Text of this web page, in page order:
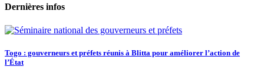
Dernières infos
Togo : gouverneurs et préfets réunis à Blitta pour améliorer l’action de
l’État